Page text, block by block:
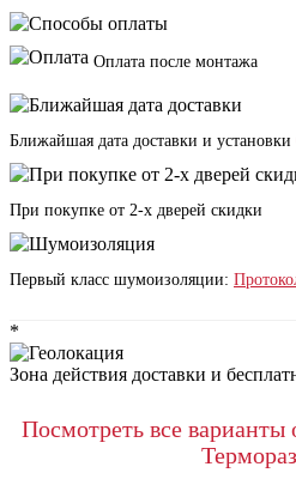
Оплата после монтажа
Ближайшая дата доставки и установки
При покупке от 2-х дверей скидки
Первый класс шумоизоляции:
*
Зона действия доставки и
Посмотреть все варианты